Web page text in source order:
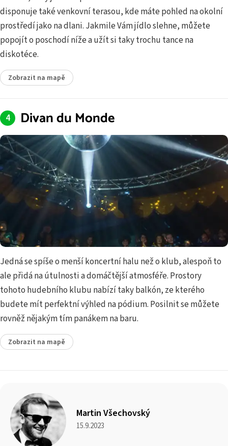
disponuje také venkovní terasou, kde máte pohled na okolní
prostředí jako na dlani. Jakmile Vám jídlo slehne, můžete
popojít o poschodí níže a užít si taky trochu tance na
diskotéce.
Zobrazit na mapě
Divan du Monde
Jedná se spíše o menší koncertní halu než o klub, alespoň to
ale přidá na útulnosti a domáčtější atmosféře. Prostory
tohoto hudebního klubu nabízí taky balkón, ze kterého
budete mít perfektní výhled na pódium. Posilnit se můžete
rovněž nějakým tím panákem na baru.
Zobrazit na mapě
Martin Všechovský
15.9.2023